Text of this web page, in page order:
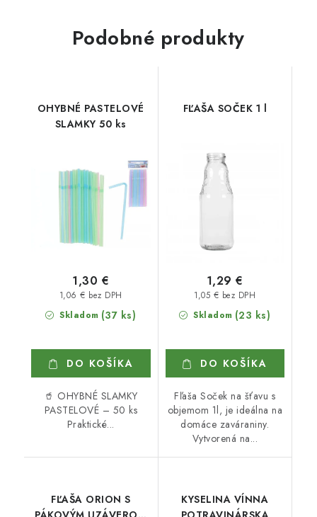
Podobné produkty
OHYBNÉ PASTELOVÉ
SLAMKY 50 ks
Skladom (37 ks)
1,06 € bez DPH
1,30 €
DO KOŠÍKA
🥤 OHYBNÉ SLAMKY
PASTELOVÉ – 50 ks
Praktické...
FĽAŠA SOČEK 1 l
Skladom (23 ks)
1,05 € bez DPH
1,29 €
DO KOŠÍKA
Fľaša Soček na šťavu s
objemom 1l, je ideálna na
domáce zaváraniny.
Vytvorená na...
FĽAŠA ORION S
KYSELINA VÍNNA